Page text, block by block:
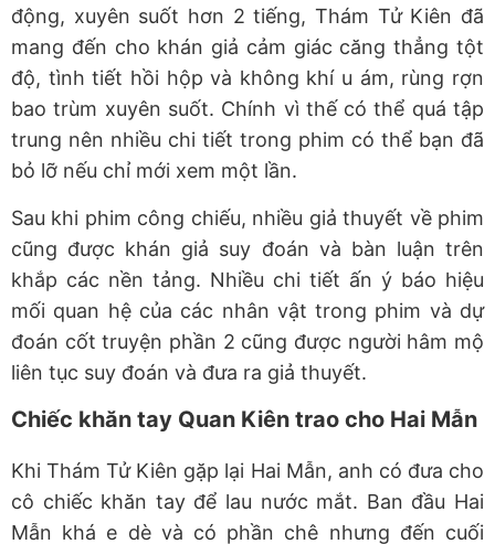
động, xuyên suốt hơn 2 tiếng, Thám Tử Kiên đã
mang đến cho khán giả cảm giác căng thẳng tột
độ, tình tiết hồi hộp và không khí u ám, rùng rợn
bao trùm xuyên suốt. Chính vì thế có thể quá tập
trung nên nhiều chi tiết trong phim có thể bạn đã
bỏ lỡ nếu chỉ mới xem một lần.
Sau khi phim công chiếu, nhiều giả thuyết về phim
cũng được khán giả suy đoán và bàn luận trên
khắp các nền tảng. Nhiều chi tiết ấn ý báo hiệu
mối quan hệ của các nhân vật trong phim và dự
đoán cốt truyện phần 2 cũng được người hâm mộ
liên tục suy đoán và đưa ra giả thuyết.
Chiếc khăn tay Quan Kiên trao cho Hai Mẫn
Khi Thám Tử Kiên gặp lại Hai Mẫn, anh có đưa cho
cô chiếc khăn tay để lau nước mắt. Ban đầu Hai
Mẫn khá e dè và có phần chê nhưng đến cuối